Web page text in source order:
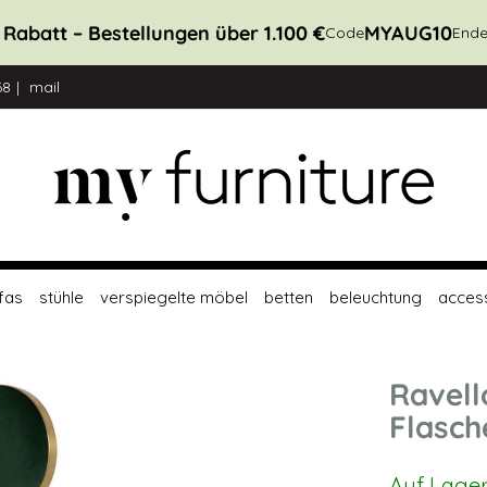
Rabatt – Bestellungen über 1.100 €CodeMYAUG10
mail
stühle verspiegelte möbel betten beleuchtung